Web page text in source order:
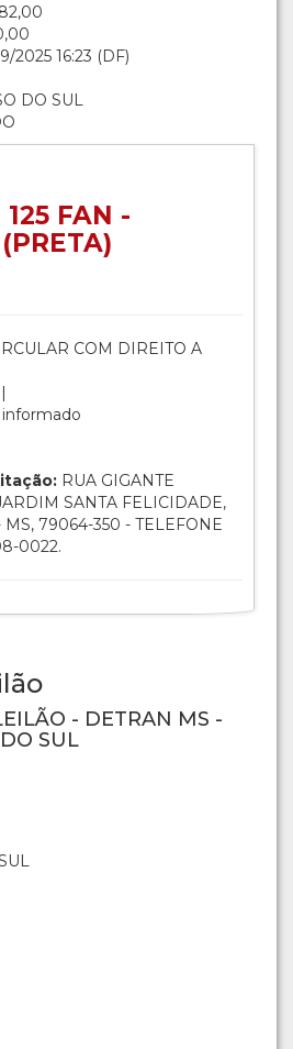
2025 16:23 (DF)
DO SUL
FAN -
COM DIREITO A
informado
RUA GIGANTE
SANTA FELICIDADE,
79064-350 - TELEFONE
0022.
- DETRAN MS -
SUL